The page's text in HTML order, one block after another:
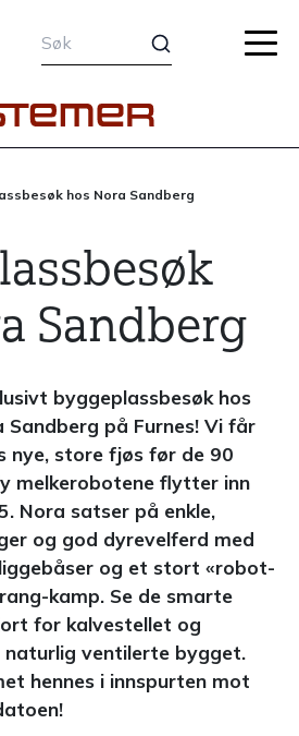
hos Nora Sandberg
Sandberg
byggeplassbesøk hos
Sandberg på Furnes! Vi får
nye, store fjøs før de 90
melkerobotene flytter inn
Nora satser på enkle,
og god dyrevelferd med
og et stort «robot-
kamp. Se de smarte
for kalvestellet og
ventilerte bygget.
hennes i innspurten mot